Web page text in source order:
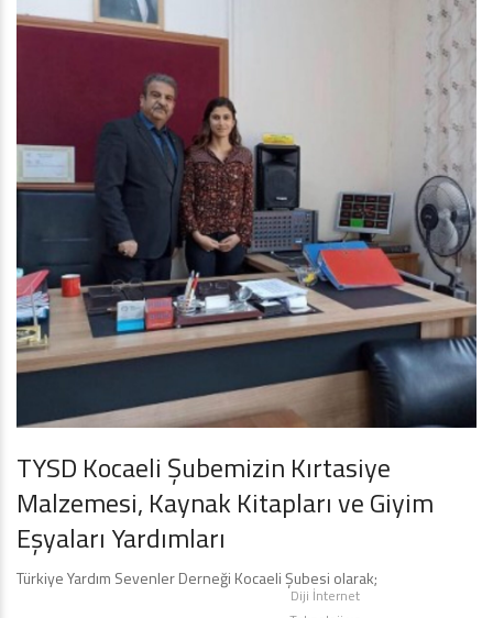
TYSD Kocaeli Şubemizin Kırtasiye
Malzemesi, Kaynak Kitapları ve Giyim
Eşyaları Yardımları
Türkiye Yardım Sevenler Derneği Kocaeli Şubesi olarak;
Diji İnternet